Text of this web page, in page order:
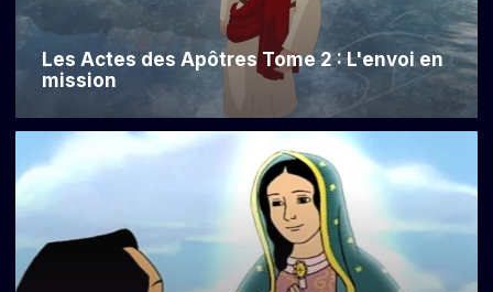
Les Actes des Apôtres Tome 2 : L'envoi en
mission